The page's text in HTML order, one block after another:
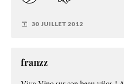
30 JUILLET 2012
franzz